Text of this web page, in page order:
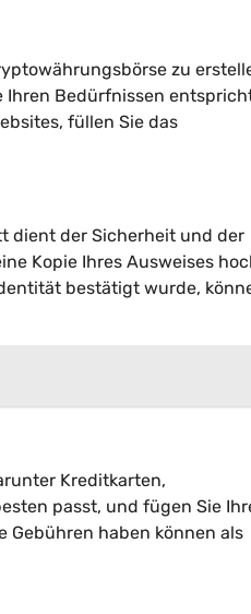
zu
Ihren Bedürfnissen
füllen Sie das
dient der Sicherheit und der
Kopie Ihres Ausweises
bestätigt wurde,
Kreditkarten,
passt, und fügen Sie
Gebühren haben können als